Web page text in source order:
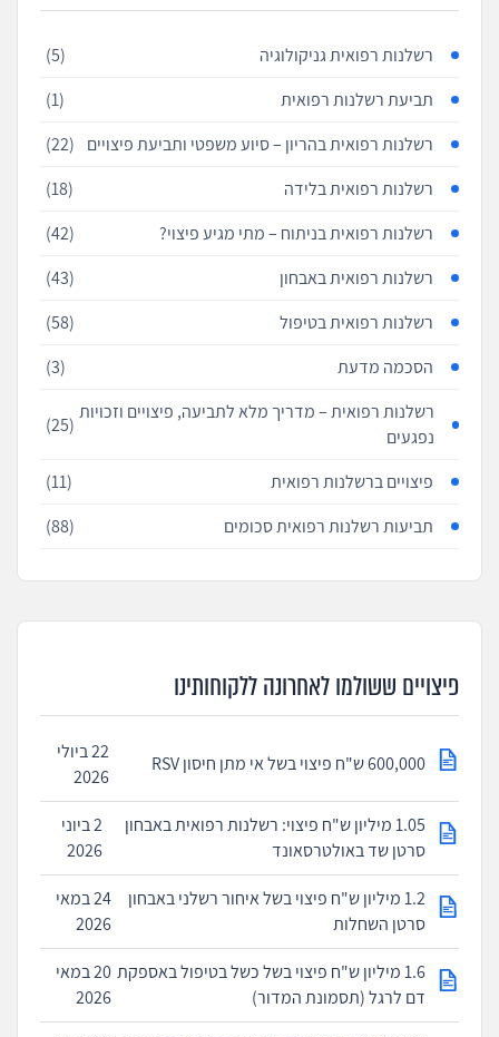
רשלנות רפואית גניקולוגיה
(5)
תביעת רשלנות רפואית
(1)
רשלנות רפואית בהריון – סיוע משפטי ותביעת פיצויים
(22)
רשלנות רפואית בלידה
(18)
רשלנות רפואית בניתוח – מתי מגיע פיצוי?
(42)
רשלנות רפואית באבחון
(43)
רשלנות רפואית בטיפול
(58)
הסכמה מדעת
(3)
רשלנות רפואית – מדריך מלא לתביעה, פיצויים וזכויות
נפגעים
(25)
פיצויים ברשלנות רפואית
(11)
תביעות רשלנות רפואית סכומים
(88)
פיצויים ששולמו לאחרונה ללקוחותינו
600,000 ש"ח פיצוי בשל אי מתן חיסון RSV
22 ביולי
2026
1.05 מיליון ש"ח פיצוי: רשלנות רפואית באבחון
סרטן שד באולטרסאונד
2 ביוני
2026
1.2 מיליון ש"ח פיצוי בשל איחור רשלני באבחון
סרטן השחלות
24 במאי
2026
1.6 מיליון ש"ח פיצוי בשל כשל בטיפול באספקת
דם לרגל (תסמונת המדור)
20 במאי
2026